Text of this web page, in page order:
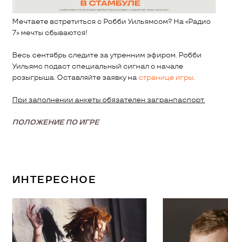
Мечтаете встретиться с Робби Уильямсом? На «Радио
7» мечты сбываются!
Весь сентябрь следите за утренним эфиром. Робби
Уильямс подаст специальный сигнал о начале
розыгрыша. Оставляйте заявку на странице игры.
При заполнении анкеты обязателен загранпаспорт.
ПОЛОЖЕНИЕ ПО ИГРЕ
ИНТЕРЕСНОЕ